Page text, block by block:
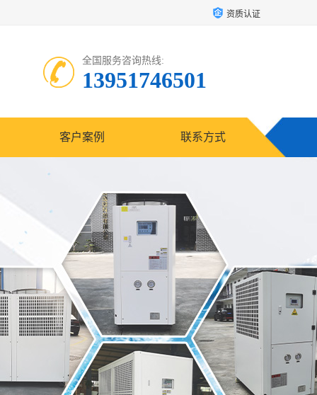
资质认证
全国服务咨询热线:
13951746501
客户案例 联系方式